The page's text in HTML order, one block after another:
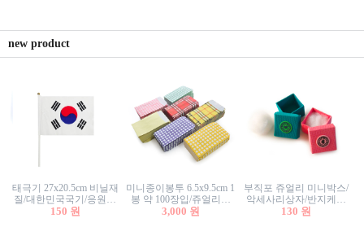
new product
태극기 27x20.5cm 비닐재
질/대한민국국기/응원깃
발/행사깃발
150 원
미니종이봉투 6.5x9.5cm 1
봉 약 100장입/쥬얼리봉
투/증명사진봉투/악세사
3,000 원
부직포 쥬얼리 미니박스/
악세사리상자/반지케이
스/반지상자/귀걸이상자/
130 원